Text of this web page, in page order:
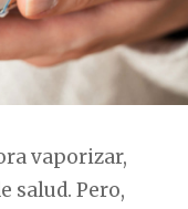
vaporizar,
salud. Pero,